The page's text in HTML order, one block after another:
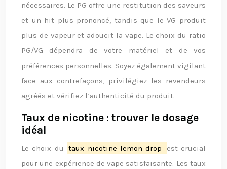
nécessaires. Le PG offre une restitution des saveurs
et un hit plus prononcé, tandis que le VG produit
plus de vapeur et adoucit la vape. Le choix du ratio
PG/VG dépendra de votre matériel et de vos
préférences personnelles. Soyez également vigilant
face aux contrefaçons, privilégiez les revendeurs
agréés et vérifiez l’authenticité du produit.
Taux de nicotine : trouver le dosage
idéal
Le choix du taux nicotine lemon drop
est crucial
pour une expérience de vape satisfaisante. Les taux